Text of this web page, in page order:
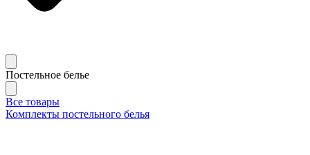
Постельное белье
Все товары
Комплекты постельного белья